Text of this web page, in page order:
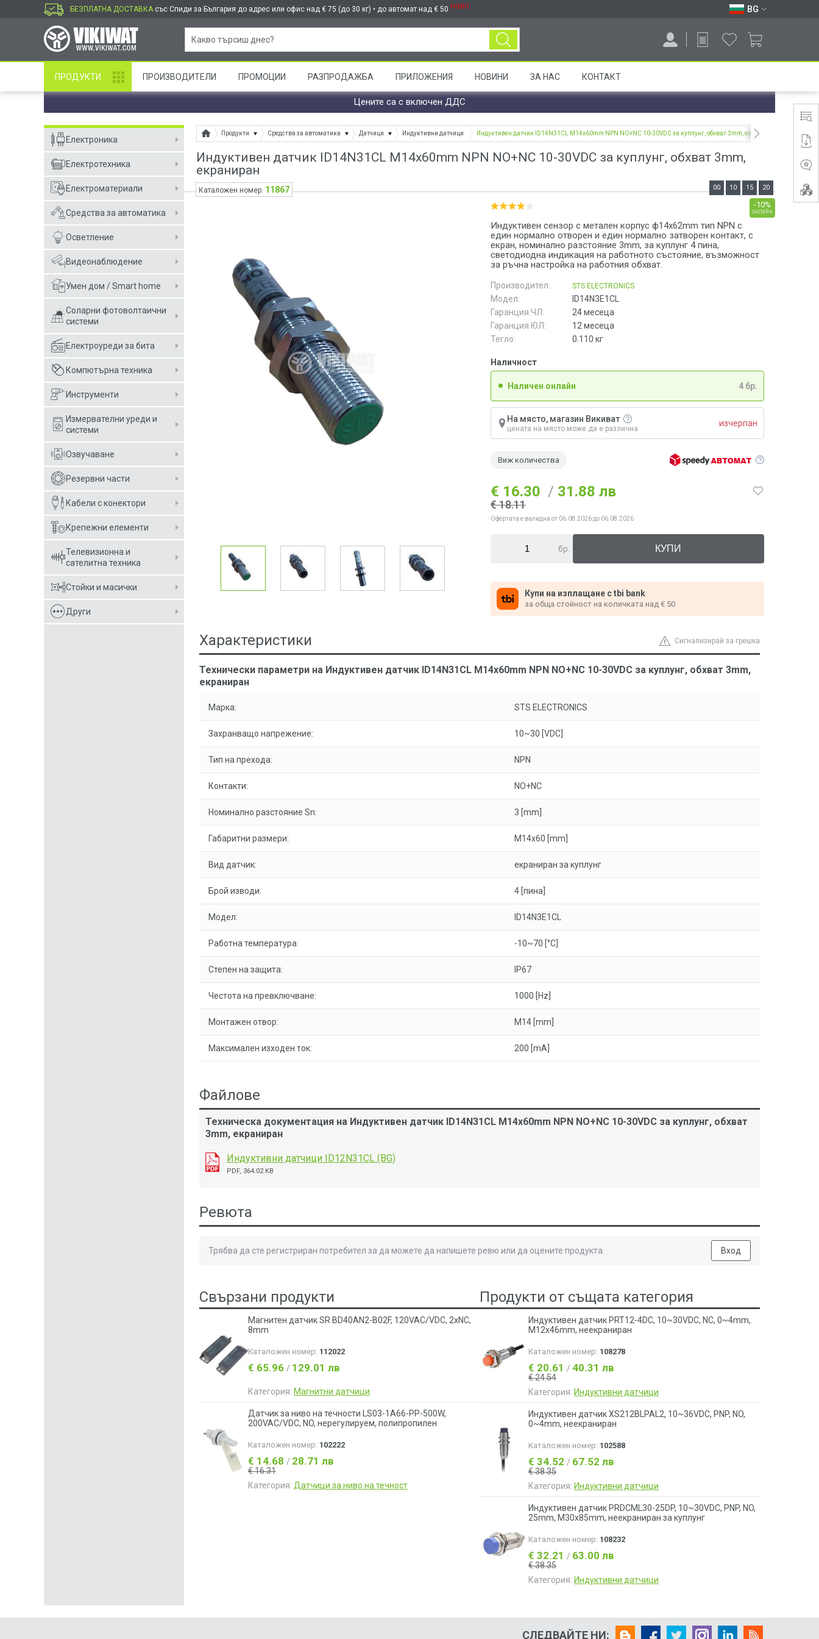
БЕЗПЛАТНА ДОСТАВКА със Спиди за България до адрес или офис над € 75 (до 30 кг) • до автомат над € 50 НОВО BG
ПРОДУКТИ ПРОИЗВОДИТЕЛИ ПРОМОЦИИ РАЗПРОДАЖБА ПРИЛОЖЕНИЯ НОВИНИ ЗА НАС КОНТАКТ
Цените са с включен ДДС
Електроника
Електротехника
Електроматериали
Средства за автоматика
Осветление
Видеонаблюдение
Умен дом / Smart home
Соларни фотоволтаични
системи
Електроуреди за бита
Компютърна техника
Инструменти
Измервателни уреди и
системи
Озвучаване
Резервни части
Кабели с конектори
Крепежни елементи
Телевизионна и
сателитна техника
Стойки и масички
Други
Продукти Средства за автоматика Датчици Индуктивни датчици Индуктивен датчик ID14N31CL M14x60mm NPN NO+NC 10-30VDC за куплунг, обхват 3mm, екраниран
Индуктивен датчик ID14N31CL M14x60mm NPN NO+NC 10-30VDC за куплунг, обхват 3mm,
екраниран
Индуктивен сензор с метален корпус ф14x62mm тип NPN с
един нормално отворен и един нормално затворен контакт, с
екран, номинално разстояние 3mm, за куплунг 4 пина,
светодиодна индикация на работното състояние, възможност
за ръчна настройка на работния обхват.
Производител: STS ELECTRONICS
Модел:
ID14N3E1CL
Гаранция ЧЛ:
24 месеца
Гаранция ЮЛ:
12 месеца
Тегло:
0.110 кг
Наличност
Наличен онлайн 4 бр.
На място, магазин Викиват
цената на място може да е различна
изчерпан
Виж количества
-10%
онлайн
00 10 15 19
€ 16.30 / 31.88 лв
€ 18.11
Офертата е валидна от 06.08.2026 до 06.08.2026
бр.
Купи на изплащане с tbi bank
за обща стойност на количката над € 50
Каталожен номер: 11867
Сигнализирай за грешка
Характеристики
Технически параметри на Индуктивен датчик ID14N31CL M14x60mm NPN NO+NC 10-30VDC за куплунг, обхват 3mm,
екраниран
Марка: STS ELECTRONICS
Захранващо напрежение: 10~30 [VDC]
Тип на прехода: NPN
Контакти: NO+NC
Номинално разстояние Sn: 3 [mm]
Габаритни размери: M14x60 [mm]
Вид датчик: екраниран за куплунг
Брой изводи: 4 [пина]
Модел: ID14N3E1CL
Работна температура: -10~70 [°C]
Степен на защита: IP67
Честота на превключване: 1000 [Hz]
Монтажен отвор: M14 [mm]
Максимален изходен ток: 200 [mA]
Файлове
Техническа документация на Индуктивен датчик ID14N31CL M14x60mm NPN NO+NC 10-30VDC за куплунг, обхват
3mm, екраниран
Индуктивни датчици ID12N31CL (BG)
PDF, 364.02 KB
Ревюта
Трябва да сте регистриран потребител за да можете да напишете ревю или да оцените продукта. Вход
Свързани продукти
Магнитен датчик SR BD40AN2-B02F, 120VAC/VDC, 2xNC,
8mm
Каталожен номер: 112022
€ 65.96 / 129.01 лв
Категория: Магнитни датчици
Датчик за ниво на течности LS03-1A66-PP-500W,
200VAC/VDC, NO, нерегулируем, полипропилен
Каталожен номер: 102222
€ 14.68 / 28.71 лв
€ 16.31
Категория: Датчици за ниво на течност
Продукти от същата категория
Индуктивен датчик PRT12-4DC, 10~30VDC, NC, 0~4mm,
M12x46mm, неекраниран
Каталожен номер: 108278
€ 20.61 / 40.31 лв
€ 24.54
Категория: Индуктивни датчици
Индуктивен датчик XS212BLPAL2, 10~36VDC, PNP, NO,
0~4mm, неекраниран
Каталожен номер: 102588
€ 34.52 / 67.52 лв
€ 38.35
Категория: Индуктивни датчици
Индуктивен датчик PRDCML30-25DP, 10~30VDC, PNP, NO,
25mm, M30x85mm, неекраниран за куплунг
Каталожен номер: 108232
€ 32.21 / 63.00 лв
€ 38.35
Категория: Индуктивни датчици
СЛЕДВАЙТЕ НИ: